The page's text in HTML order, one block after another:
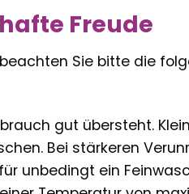
Freude
Sie bitte die
gut übersteht.
Bei stärkeren
unbedingt ein